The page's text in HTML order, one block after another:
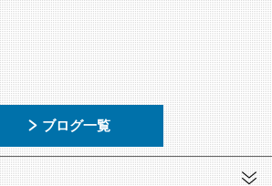
ブログ一覧